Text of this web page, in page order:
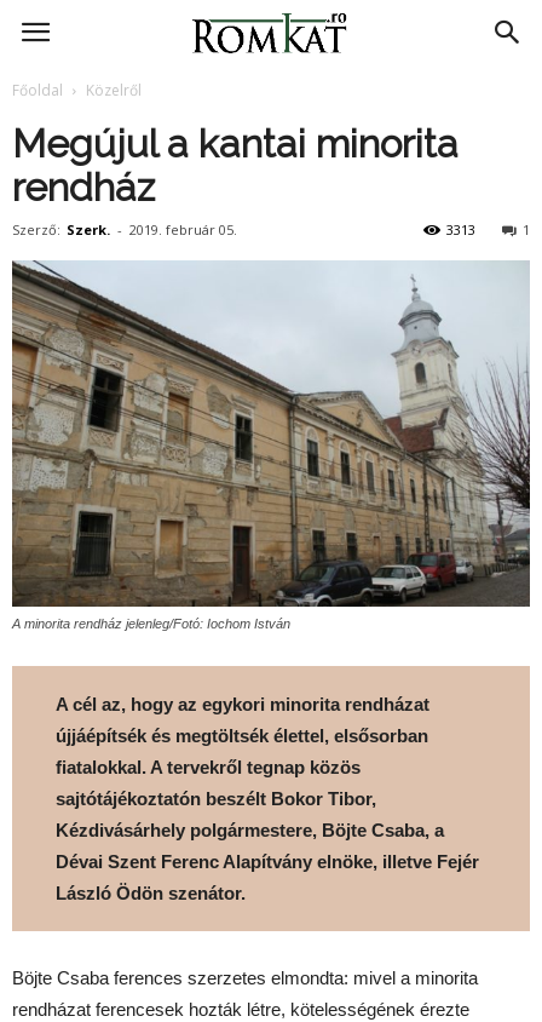
RomKat.ro
Főoldal Közelről
Megújul a kantai minorita
rendház
Szerző: Szerk. - 2019. február 05. 1
3313
A minorita rendház jelenleg/Fotó: Iochom István
A cél az, hogy az egykori minorita rendházat
újjáépítsék és megtöltsék élettel, elsősorban
fiatalokkal. A tervekről tegnap közös
sajtótájékoztatón beszélt Bokor Tibor,
Kézdivásárhely polgármestere, Böjte Csaba, a
Dévai Szent Ferenc Alapítvány elnöke, illetve Fejér
László Ödön szenátor.
Böjte Csaba ferences szerzetes elmondta: mivel a minorita
rendházat ferencesek hozták létre, kötelességének érezte